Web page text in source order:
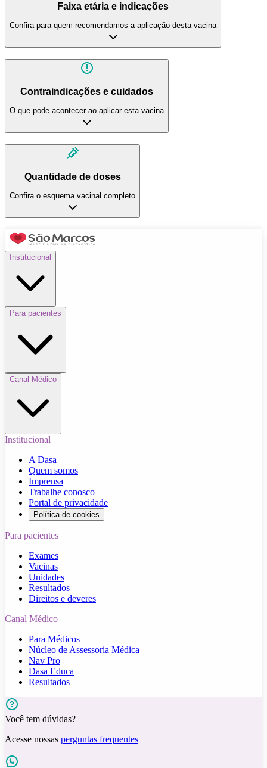
Faixa etária e indicações
Confira para quem recomendamos a aplicação desta vacina
Contraindicações e cuidados
O que pode acontecer ao aplicar esta vacina
Quantidade de doses
Confira o esquema vacinal completo
Institucional
Para pacientes
Canal Médico
Institucional
A Dasa
Quem somos
Imprensa
Trabalhe conosco
Portal de privacidade
Política de cookies
Para pacientes
Exames
Vacinas
Unidades
Resultados
Direitos e deveres
Canal Médico
Para Médicos
Núcleo de Assessoria Médica
Nav Pro
Dasa Educa
Resultados
Você tem dúvidas?
Acesse nossas perguntas frequentes